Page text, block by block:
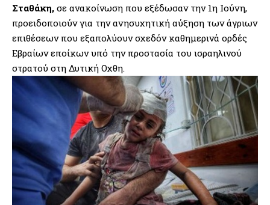
Σταθάκη, σε ανακοίνωση που εξέδωσαν την 1η Ιούνη,
προειδοποιούν για την ανησυχητική αύξηση των άγριων
επιθέσεων που εξαπολύουν σχεδόν καθημερινά ορδές
Εβραίων εποίκων υπό την προστασία του ισραηλινού
στρατού στη Δυτική Οχθη.